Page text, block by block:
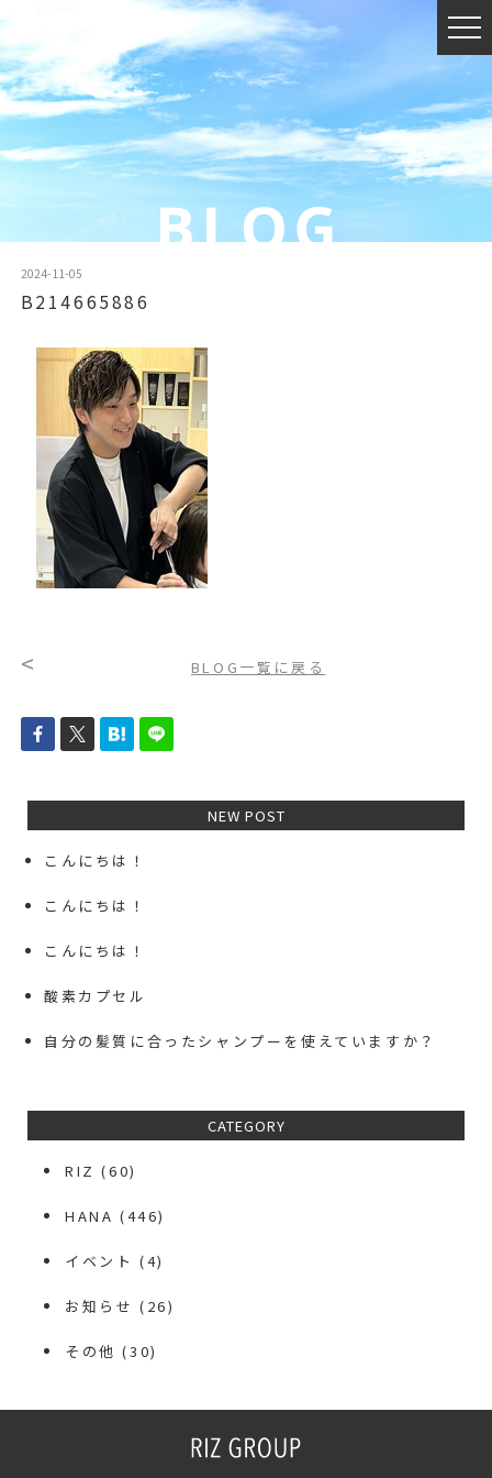
2024-11-05
B214665886
< BLOG一覧に戻る
NEW POST
こんにちは！
こんにちは！
こんにちは！
酸素カプセル
自分の髪質に合ったシャンプーを使えていますか？
CATEGORY
RIZ (60)
HANA (446)
イベント (4)
お知らせ (26)
その他 (30)